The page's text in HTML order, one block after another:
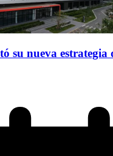
su nueva estrategia